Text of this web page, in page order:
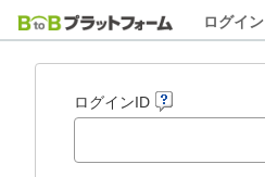
ログイン
ログインID